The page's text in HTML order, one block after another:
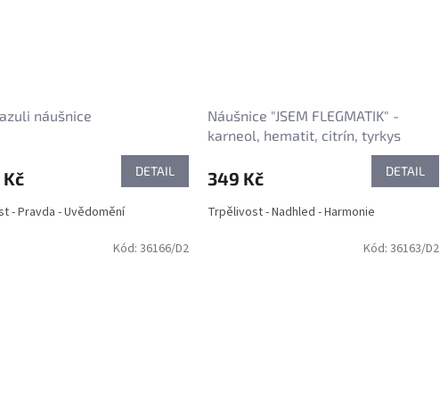
náušnice
Kč DETAIL
- Pravda - Uvědomění
Náušnice "JSEM FLEGMATIK" -
karneol, hematit, citrín, tyrkys
349 Kč DETAIL
Trpělivost - Nadhled - Harmonie
Kód: 36166/D2 Kód: 36163/D2